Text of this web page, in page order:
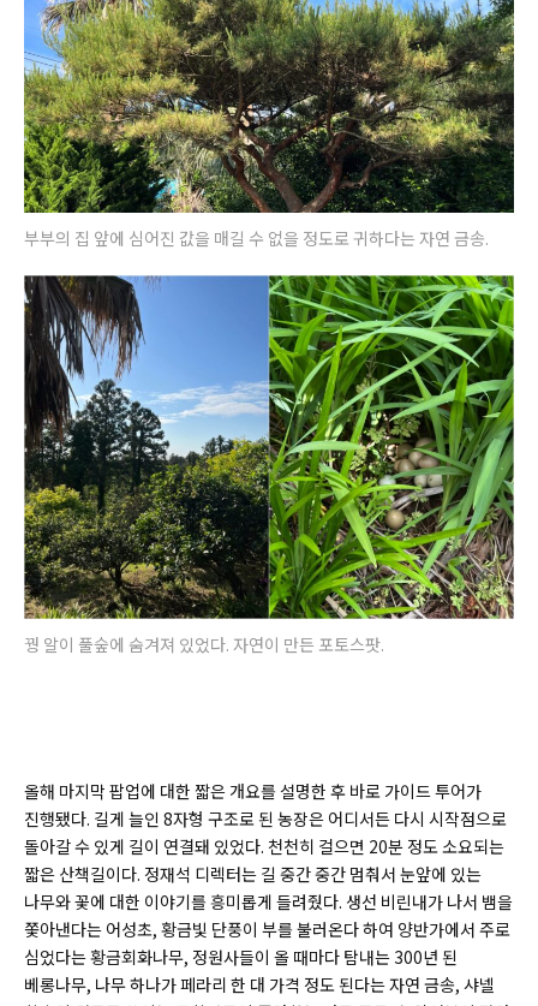
부부의 집 앞에 심어진 값을 매길 수 없을 정도로 귀하다는 자연 금송.
꿩 알이 풀숲에 숨겨져 있었다. 자연이 만든 포토스팟.
올해 마지막 팝업에 대한 짧은 개요를 설명한 후 바로 가이드 투어가
진행됐다. 길게 늘인 8자형 구조로 된 농장은 어디서든 다시 시작점으로
돌아갈 수 있게 길이 연결돼 있었다. 천천히 걸으면 20분 정도 소요되는
짧은 산책길이다. 정재석 디렉터는 길 중간 중간 멈춰서 눈앞에 있는
나무와 꽃에 대한 이야기를 흥미롭게 들려줬다. 생선 비린내가 나서 뱀을
쫓아낸다는 어성초, 황금빛 단풍이 부를 불러온다 하여 양반가에서 주로
심었다는 황금회화나무, 정원사들이 올 때마다 탐내는 300년 된
베롱나무, 나무 하나가 페라리 한 대 가격 정도 된다는 자연 금송, 샤넬